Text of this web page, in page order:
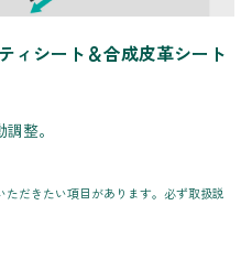
ィシート＆合成皮革シート
整。
だきたい項目があります。必ず取扱説